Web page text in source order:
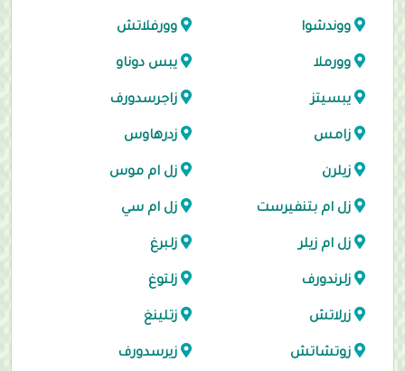
ووندشوا وورفلاتش
وورملا يبس دوناو
يبسيتز زاجرسدورف
زامس زدرهاوس
زيلرن زل ام موس
زل ام بتنفيرست زل ام سي
زل ام زيلر زلبرغ
زلرندورف زلتوغ
زرلاتش زتلينغ
زوتشاتش زيرسدورف